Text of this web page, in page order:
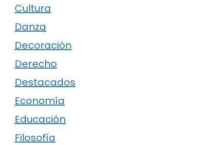
Cultura
Danza
Decoración
Derecho
Destacados
Economía
Educación
Filosofía